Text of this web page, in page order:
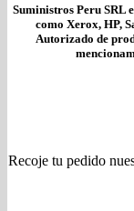
Suministros Peru SRL
como Xerox, HP,
Autorizado de
Recoje tu pedido